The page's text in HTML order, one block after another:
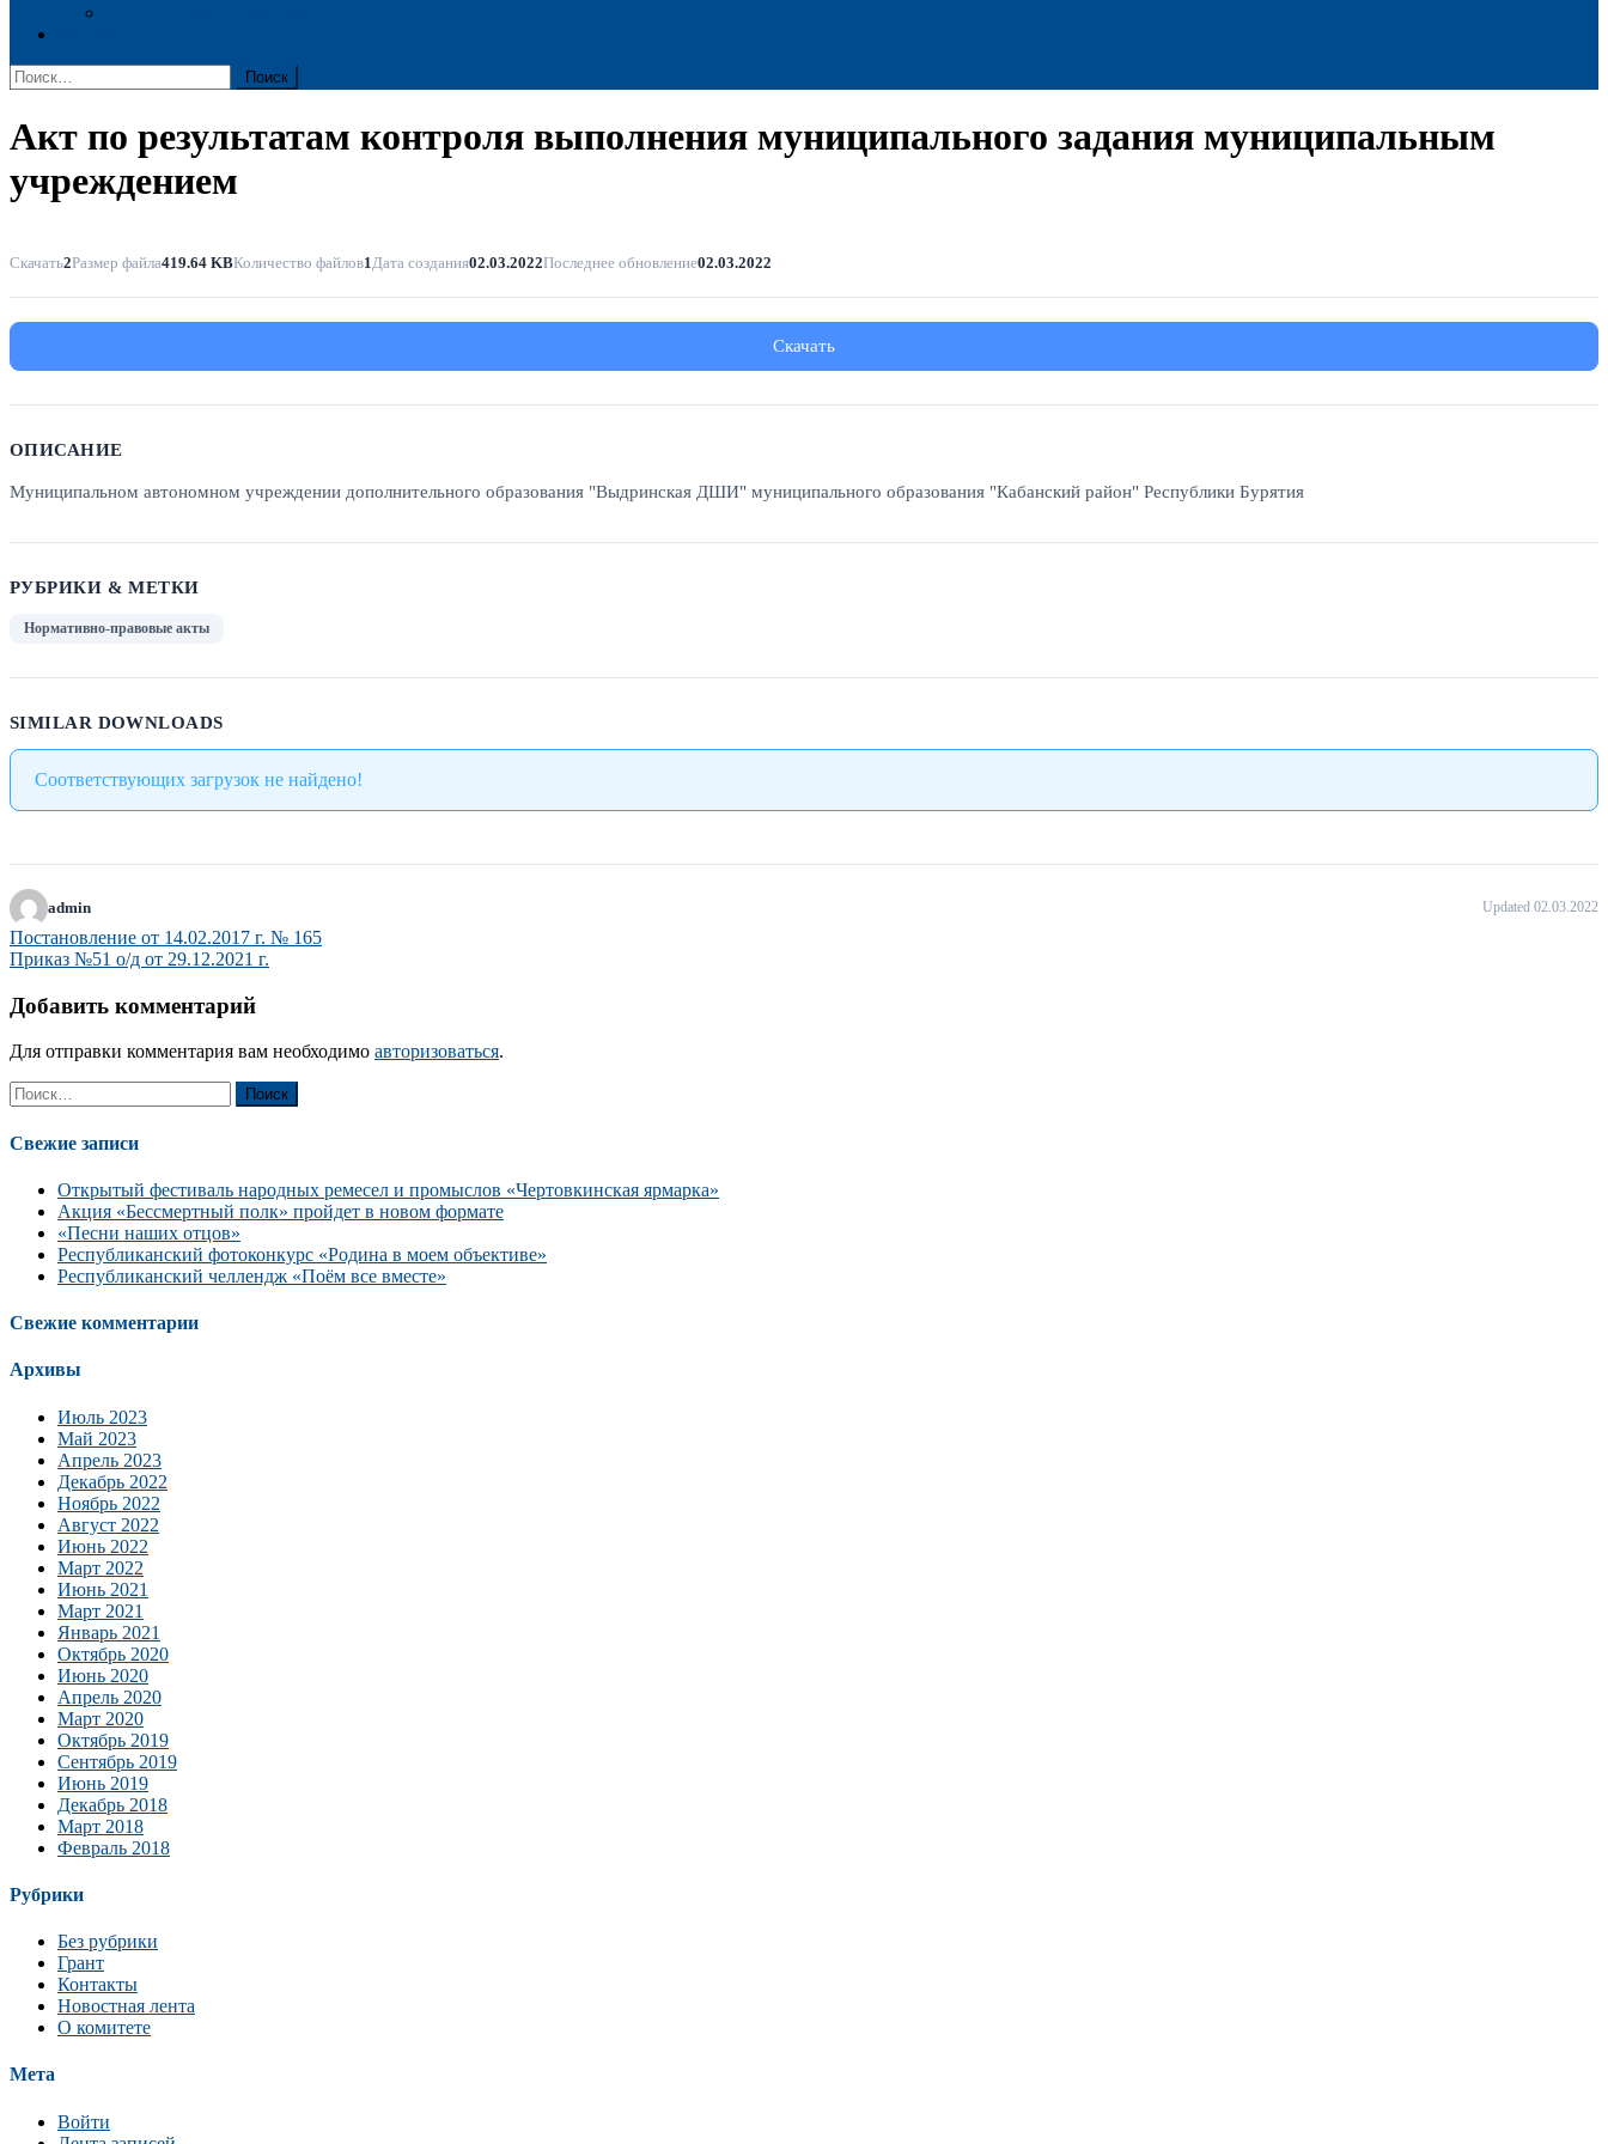
Найти:
Акт по результатам контроля выполнения муниципального задания муниципальным
учреждением
Скачать2Размер файла419.64 KBКоличество файлов1 Дата создания02.03.2022Последнее обновление02.03.2022
Скачать
ОПИСАНИЕ
Муниципальном автономном учреждении дополнительного образования "Выдринская ДШИ" муниципального образования "Кабанский район" Республики Бурятия
РУБРИКИ & МЕТКИ
Нормативно-правовые акты
SIMILAR DOWNLOADS
Соответствующих загрузок не найдено!
admin Updated 02.03.2022
Навигация
по
записям
Постановление от 14.02.2017 г. № 165
Приказ №51 о/д от 29.12.2021 г.
Добавить комментарий
Для отправки комментария вам необходимо авторизоваться.
Найти:
Свежие записи
Открытый фестиваль народных ремесел и промыслов «Чертовкинская ярмарка»
Акция «Бессмертный полк» пройдет в новом формате
«Песни наших отцов»
Республиканский фотоконкурс «Родина в моем объективе»
Республиканский челлендж «Поём все вместе»
Свежие комментарии
Архивы
Июль 2023
Май 2023
Апрель 2023
Декабрь 2022
Ноябрь 2022
Август 2022
Июнь 2022
Март 2022
Июнь 2021
Март 2021
Январь 2021
Октябрь 2020
Июнь 2020
Апрель 2020
Март 2020
Октябрь 2019
Сентябрь 2019
Июнь 2019
Декабрь 2018
Март 2018
Февраль 2018
Рубрики
Без рубрики
Грант
Контакты
Новостная лента
О комитете
Мета
Войти